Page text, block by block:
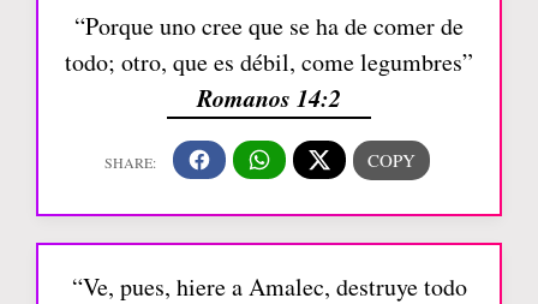
“Porque uno cree que se ha de comer de
todo; otro, que es débil, come legumbres”
Romanos 14:2
“Ve, pues, hiere a Amalec, destruye todo